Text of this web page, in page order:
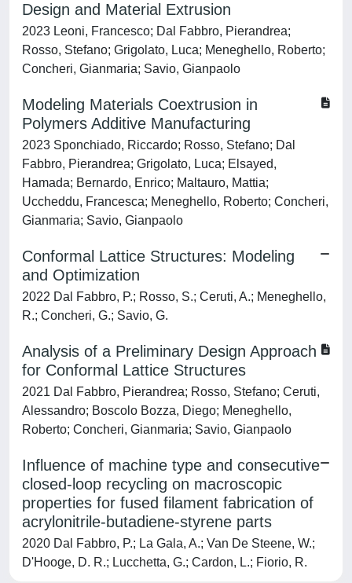
Design and Material Extrusion
2023 Leoni, Francesco; Dal Fabbro, Pierandrea;
Rosso, Stefano; Grigolato, Luca; Meneghello, Roberto;
Concheri, Gianmaria; Savio, Gianpaolo
Modeling Materials Coextrusion in
Polymers Additive Manufacturing
2023 Sponchiado, Riccardo; Rosso, Stefano; Dal
Fabbro, Pierandrea; Grigolato, Luca; Elsayed,
Hamada; Bernardo, Enrico; Maltauro, Mattia;
Uccheddu, Francesca; Meneghello, Roberto; Concheri,
Gianmaria; Savio, Gianpaolo
Conformal Lattice Structures: Modeling
and Optimization
2022 Dal Fabbro, P.; Rosso, S.; Ceruti, A.; Meneghello,
R.; Concheri, G.; Savio, G.
Analysis of a Preliminary Design Approach
for Conformal Lattice Structures
2021 Dal Fabbro, Pierandrea; Rosso, Stefano; Ceruti,
Alessandro; Boscolo Bozza, Diego; Meneghello,
Roberto; Concheri, Gianmaria; Savio, Gianpaolo
Influence of machine type and consecutive
closed-loop recycling on macroscopic
properties for fused filament fabrication of
acrylonitrile-butadiene-styrene parts
2020 Dal Fabbro, P.; La Gala, A.; Van De Steene, W.;
D'Hooge, D. R.; Lucchetta, G.; Cardon, L.; Fiorio, R.